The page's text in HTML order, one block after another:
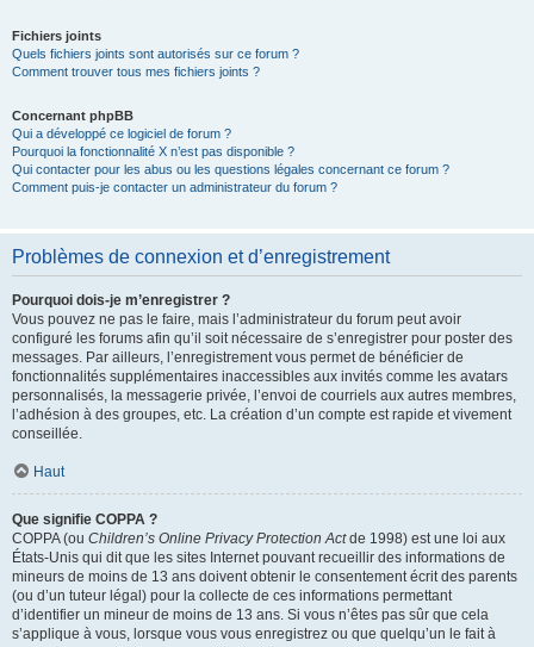
Fichiers joints
Quels fichiers joints sont autorisés sur ce forum ?
Comment trouver tous mes fichiers joints ?
Concernant phpBB
Qui a développé ce logiciel de forum ?
Pourquoi la fonctionnalité X n’est pas disponible ?
Qui contacter pour les abus ou les questions légales concernant ce forum ?
Comment puis-je contacter un administrateur du forum ?
Problèmes de connexion et d’enregistrement
Pourquoi dois-je m’enregistrer ?
Vous pouvez ne pas le faire, mais l’administrateur du forum peut avoir
configuré les forums afin qu’il soit nécessaire de s’enregistrer pour poster des
messages. Par ailleurs, l’enregistrement vous permet de bénéficier de
fonctionnalités supplémentaires inaccessibles aux invités comme les avatars
personnalisés, la messagerie privée, l’envoi de courriels aux autres membres,
l’adhésion à des groupes, etc. La création d’un compte est rapide et vivement
conseillée.
Haut
Que signifie COPPA ?
COPPA (ou Children’s Online Privacy Protection Actde 1998) est une loi aux
États-Unis qui dit que les sites Internet pouvant recueillir des informations de
mineurs de moins de 13 ans doivent obtenir le consentement écrit des parents
(ou d’un tuteur légal) pour la collecte de ces informations permettant
d’identifier un mineur de moins de 13 ans. Si vous n’êtes pas sûr que cela
s’applique à vous, lorsque vous vous enregistrez ou que quelqu’un le fait à